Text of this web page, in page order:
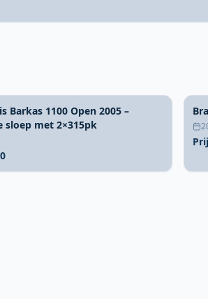
Barkas 1100 Open 2005 –
sloep met 2×315pk